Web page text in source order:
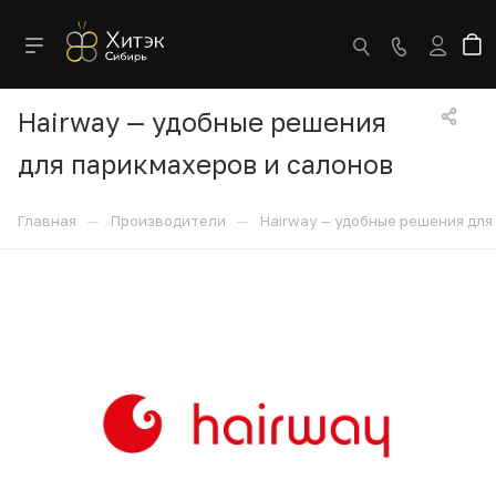
Hairway — удобные решения
для парикмахеров и салонов
Главная — Производители — Hairway — удобные решения